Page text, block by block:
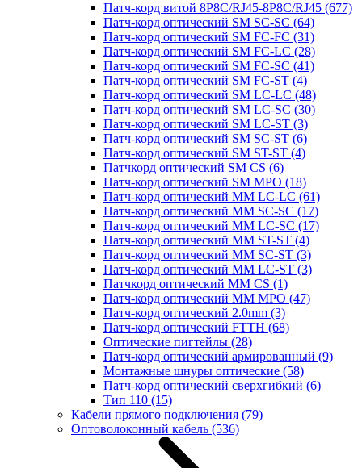
Патч-корд витой 8P8C/RJ45-8P8C/RJ45 (677)
Патч-корд оптический SM SC-SC (64)
Патч-корд оптический SM FC-FC (31)
Патч-корд оптический SM FC-LC (28)
Патч-корд оптический SM FC-SC (41)
Патч-корд оптический SM FC-ST (4)
Патч-корд оптический SM LC-LC (48)
Патч-корд оптический SM LC-SC (30)
Патч-корд оптический SM LC-ST (3)
Патч-корд оптический SM SC-ST (6)
Патч-корд оптический SM ST-ST (4)
Патчкорд оптический SM CS (6)
Патч-корд оптический SM MPO (18)
Патч-корд оптический MM LC-LC (61)
Патч-корд оптический MM SC-SC (17)
Патч-корд оптический MM LC-SC (17)
Патч-корд оптический MM ST-ST (4)
Патч-корд оптический MM SC-ST (3)
Патч-корд оптический MM LC-ST (3)
Патчкорд оптический MM CS (1)
Патч-корд оптический MM MPO (47)
Патч-корд оптический 2.0mm (3)
Патч-корд оптический FTTH (68)
Оптические пигтейлы (28)
Патч-корд оптический армированный (9)
Монтажные шнуры оптические (58)
Патч-корд оптический сверхгибкий (6)
Тип 110 (15)
Кабели прямого подключения (79)
Оптоволоконный кабель (536)